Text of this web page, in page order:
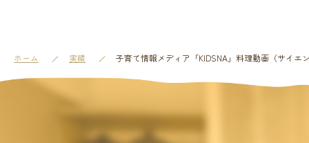
ホーム 実績 子育て情報メディア「KIDSNA」料理動画（サイエ